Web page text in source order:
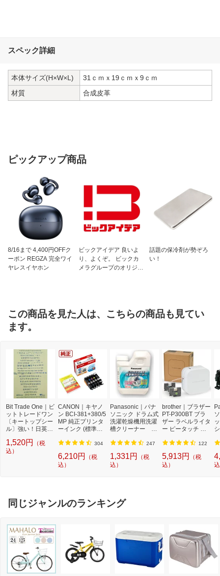
スペック詳細
本体サイズ(H×W×L)
31ｃｍｘ19ｃｍｘ9ｃｍ
材質
合成皮革
ピックアップ商品
8/16まで 4,400円OFFク
ーポン REGZA 完全ワイ
ヤレスイヤホン
ビックアイデア 良いよ
り、よくぞ。 ビックカ
メラグループのオリジナ
話題の保冷剤が勢ぞろ
い！
この商品を見た人は、こちらの商品も見てい
ます。
Bit Trade One｜ビ
ットトレードワン
〔キートップシー
ル〕強い！日英対
プシールセット ブ
ルー DYKTSBL
1,520円
（税
込）
CANON｜キヤノ
ン BCI-381+380/5
MP 純正プリンタ
ーインク (標準容
3813805MP] 304
6,210円
（税
込）
Panasonic｜パナ
ソニック ドラム式
洗濯乾燥機用洗濯
槽クリーナー N-
機 洗浄 洗剤 750m
l NW2]【rb_pcp】
247
1,331円
（税
込）
brother｜ブラザー
PT-P300BT ブラ
ザー ラベルライタ
ー ピータッチ キ
T (3.5mm~12mm
幅/TZeテープ) P-T
OUCH CUBE（ピ
ータッチキュー
122
5,913円
（税
込）
同じジャンルのランキング